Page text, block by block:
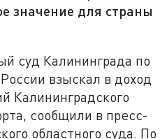
значение для страны
суд Калининграда по
взыскал в доход
Калининградского
сообщили в пресс-
областного суда. По